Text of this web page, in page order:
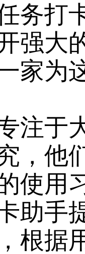
务打
强大
家为
注于
，他
使用
助手
根据